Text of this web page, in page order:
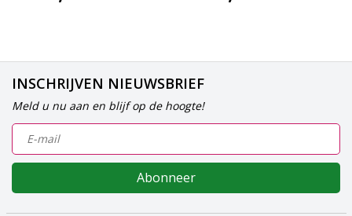
INSCHRIJVEN NIEUWSBRIEF
Meld u nu aan en blijf op de hoogte!
Abonneer